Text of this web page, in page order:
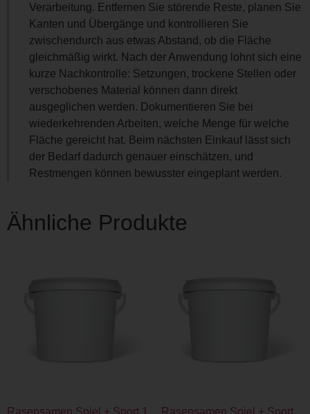
Verarbeitung. Entfernen Sie störende Reste, planen Sie
Kanten und Übergänge und kontrollieren Sie
zwischendurch aus etwas Abstand, ob die Fläche
gleichmäßig wirkt. Nach der Anwendung lohnt sich eine
kurze Nachkontrolle: Setzungen, trockene Stellen oder
verschobenes Material können dann direkt
ausgeglichen werden. Dokumentieren Sie bei
wiederkehrenden Arbeiten, welche Menge für welche
Fläche gereicht hat. Beim nächsten Einkauf lässt sich
der Bedarf dadurch genauer einschätzen, und
Restmengen können bewusster eingeplant werden.
Ähnliche Produkte